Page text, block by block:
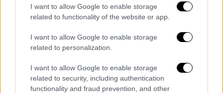
I want to allow Google to enable storage
related to functionality of the website or app.
I want to allow Google to enable storage
related to personalization.
I want to allow Google to enable storage
related to security, including authentication
functionality and fraud prevention, and other
Ελλάδα|13.11.2023 08:14
Σήμερα η απολογία της Εύης Βατίδου για
τον εμβολισμό μοτοσυκλέτας - Το
χρονικό